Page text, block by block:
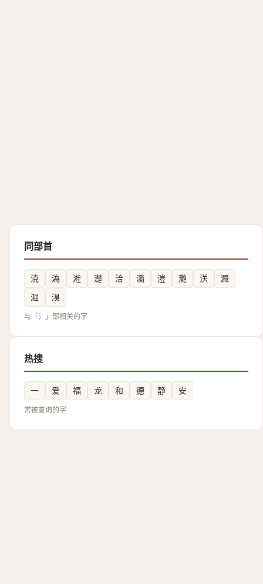
同部首
㳳 溈 溎 濋 洽 㵝 溰 灧 浂
澱
淈
湨
与「氵」部相关的字
热搜
一 爱 福 龙 和 德 静 安
常被查询的字